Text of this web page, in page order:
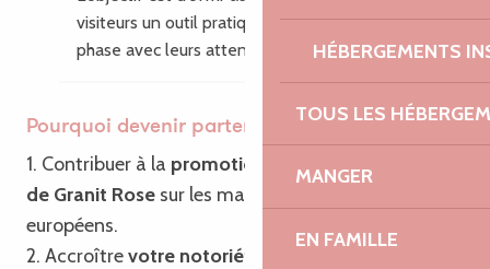
HÉBERGEMENTS
TOUS LES
MANGER
EN FAMILLE
visiteurs un outil pratique, inspirant, en
phase avec leurs attentes.
Pourquoi devenir partenaire ?
1. Contribuer à la promotion de Bretagne – Côte
de Granit Rose sur les marchés français et
européens.
2. Accroîtrevotre notoriété